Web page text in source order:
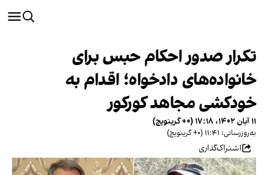
تکرار صدور احکام حبس برای
خانواده‌های دادخواه؛ اقدام به
خودکشی مجاهد کورکور
۱۱ آبان ۱۴۰۲، ۱۷:۱۸ (‎+۰ گرینویچ)
به‌روزرسانی: ۱۱:۴۱ (‎+۰ گرینویچ)
اشتراک‌گذاری